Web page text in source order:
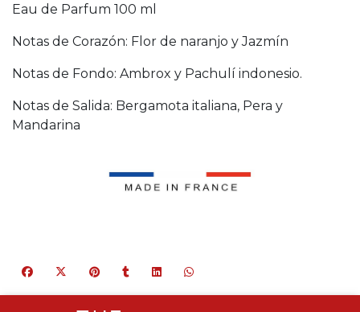
Eau de Parfum 100 ml
Notas de Corazón: Flor de naranjo y Jazmín
Notas de Fondo: Ambrox y Pachulí indonesio.
Notas de Salida: Bergamota italiana, Pera y
Mandarina